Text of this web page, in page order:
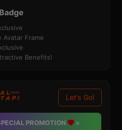
Avatar Frame
Benefits!
Let's Go!
PROMOTION »